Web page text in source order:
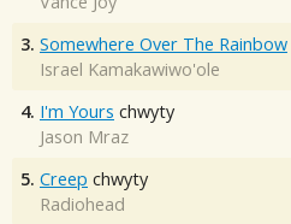
3. Somewhere Over The Rainbow
Israel Kamakawiwo'ole
4. I'm Yours chwyty
Jason Mraz
5. Creep chwyty
Radiohead